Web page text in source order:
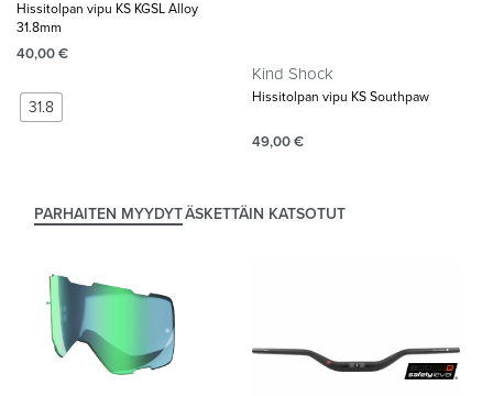
Hissitolpan vipu KS KGSL Alloy
31.8mm
40,00€
31.8
Kind Shock
Hissitolpan vipu KS Southpaw
49,00€
PARHAITEN MYYDYTÄSKETTÄIN KATSOTUT